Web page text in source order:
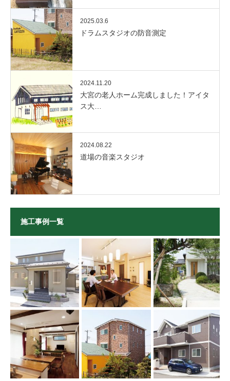
2025.03.6
ドラムスタジオの防音測定
2024.11.20
大宮の老人ホーム完成しました！アイタ
ス大…
2024.08.22
道場の音楽スタジオ
施工事例一覧